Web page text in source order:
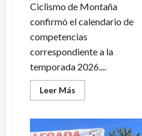
Ciclismo de Montaña
confirmó el calendario de
competencias
correspondiente a la
temporada 2026....
Leer Más
más
mountain